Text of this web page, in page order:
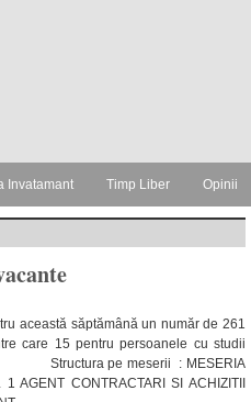
Invatamant Timp Liber Opinii
această săptămână un număr de 261
care 15 pentru persoanele cu studii
pe meserii : MESERIA
AGENT CONTRACTARI SI ACHIZITII